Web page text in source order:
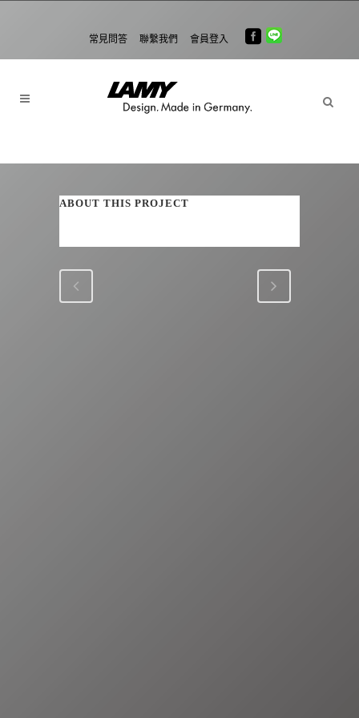
常見問答 聯繫我們 會員登入
ABOUT THIS PROJECT